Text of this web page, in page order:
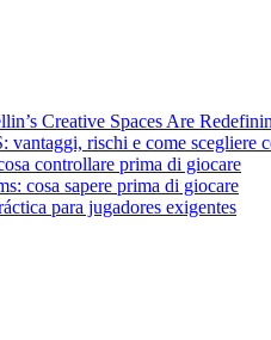
Creative Spaces Are
rischi e come scegliere
controllare prima di giocare
cosa sapere prima di giocare
para jugadores exigentes